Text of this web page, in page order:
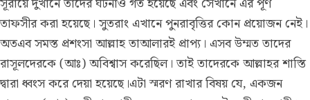
তাফসীর করা হয়েছে। সুতরাং এখানে পুনরাবৃত্তির কোন প্রয়োজন নেই।
অতএব সমস্ত প্রশংসা আল্লাহ তাআলারই প্রাপ্য। এসব উম্মত তাদের
রাসূলদেরকে (আঃ) অবিশ্বাস করেছিল। তাই তাদেরকে আল্লাহর শাস্তি
দ্বারা ধ্বংস করে দেয়া হয়েছে।এটা স্মরণ রাখার বিষয় যে, একজন